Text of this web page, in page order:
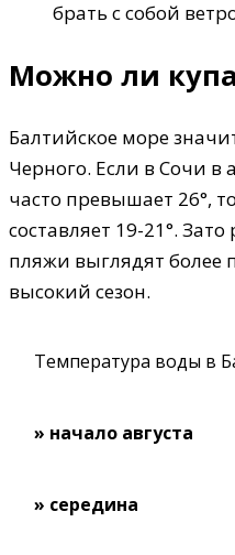
брать с собой
Можно ли
Балтийское море
Черного. Если в Сочи в
часто превышает 26°,
составляет 19-21°.
пляжи выглядят более
высокий сезон.
Температура воды в
» начало августа
» середина